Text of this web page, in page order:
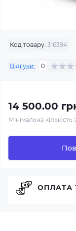
Код товару: 316394
Відгуки: 0
14 500.00
Мінімальна
ОПЛАТА